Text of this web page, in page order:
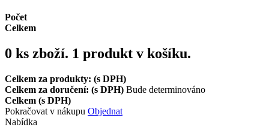
Počet
Celkem
0 ks zboží. 1 produkt v košíku.
Celkem za produkty: (s DPH)
Celkem za doručení: (s DPH) Bude determinováno
Celkem (s DPH)
Pokračovat v nákupu Objednat
Nabídka